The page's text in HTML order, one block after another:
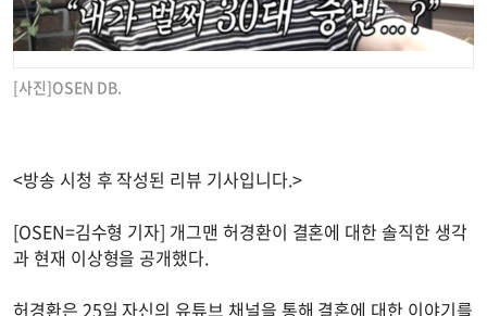
[사진]OSEN DB.
<방송 시청 후 작성된 리뷰 기사입니다.>
[OSEN=김수형 기자] 개그맨 허경환이 결혼에 대한 솔직한 생각
과 현재 이상형을 공개했다.
허경환은 25일 자신의 유튜브 채널을 통해 결혼에 대한 이야기를